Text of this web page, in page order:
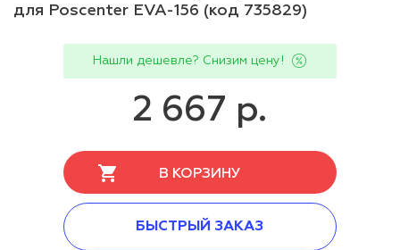
для Poscenter EVA-156 (код 735829)
Нашли дешевле? Снизим цену!
2 667 р.
В КОРЗИНУ
БЫСТРЫЙ ЗАКАЗ